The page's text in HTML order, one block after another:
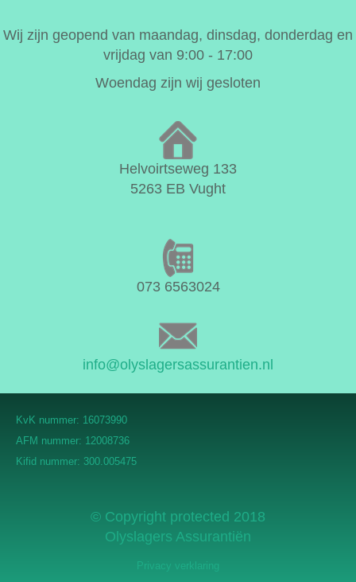
Wij zijn geopend van maandag, dinsdag, donderdag en
vrijdag van 9:00 - 17:00
Woendag zijn wij gesloten
Helvoirtseweg 133
5263 EB Vught
073 6563024
info@olyslagersassurantien.nl
KvK nummer: 16073990
AFM nummer: 12008736
Kifid nummer: 300.005475
© Copyright protected 2018
Olyslagers Assurantiën
Privacy verklaring